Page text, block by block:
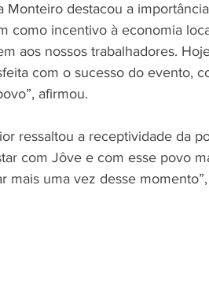
Monteiro destacou a
como incentivo à economia
aos nossos trabalhadores.
com o sucesso do evento,
afirmou.
ressaltou a receptividade da
com Jôve e com esse povo
mais uma vez desse momento”,